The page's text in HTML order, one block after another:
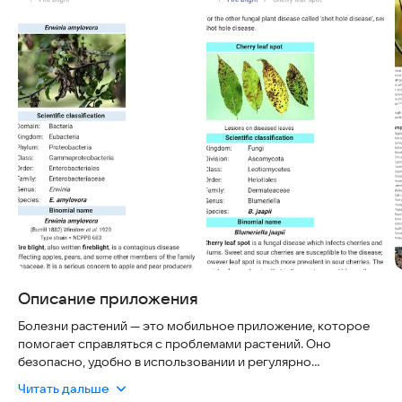
Описание приложения
Болезни растений — это мобильное приложение, которое
помогает справляться с проблемами растений. Оно
безопасно, удобно в использовании и регулярно
информацию. Приложение подходит как для начинающих,
Читать дальше